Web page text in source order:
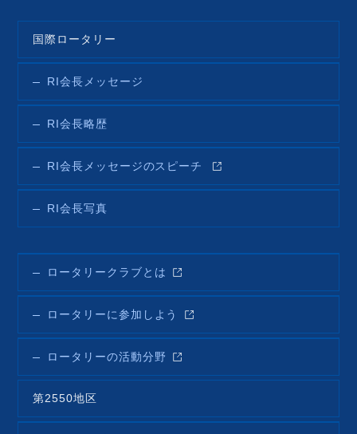
国際ロータリー
RI会長メッセージ
RI会長略歴
RI会長メッセージのスピーチ
RI会長写真
ロータリークラブとは
ロータリーに参加しよう
ロータリーの活動分野
第2550地区